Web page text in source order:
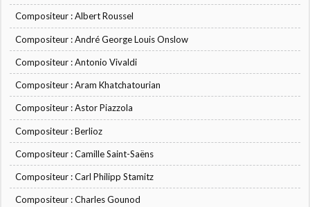
Compositeur : Albert Roussel
Compositeur : André George Louis Onslow
Compositeur : Antonio Vivaldi
Compositeur : Aram Khatchatourian
Compositeur : Astor Piazzola
Compositeur : Berlioz
Compositeur : Camille Saint-Saëns
Compositeur : Carl Philipp Stamitz
Compositeur : Charles Gounod